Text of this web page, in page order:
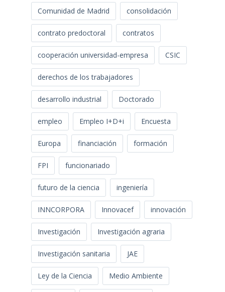
Comunidad de Madrid consolidación
contrato predoctoral contratos
cooperación universidad-empresa CSIC
derechos de los trabajadores
desarrollo industrial Doctorado
empleo Empleo I+D+i Encuesta
Europa financiación formación
FPI funcionariado
futuro de la ciencia ingeniería
INNCORPORA Innovacef innovación
Investigación Investigación agraria
Investigación sanitaria JAE
Ley de la Ciencia Medio Ambiente